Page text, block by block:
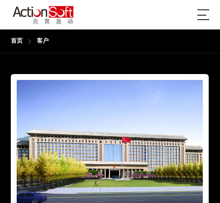
首页 客户